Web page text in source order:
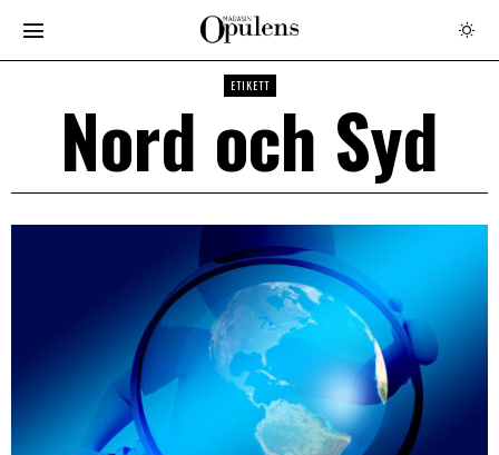
ETIKETT
Nord och Syd